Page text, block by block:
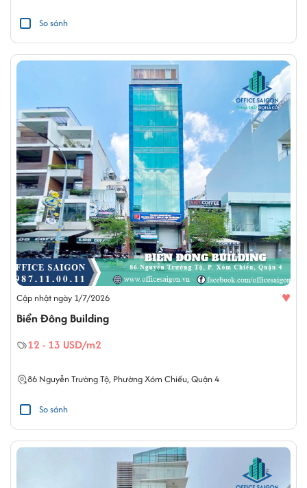
So sánh
Cập nhật ngày 1/7/2026 ♥
Biển Đông Building
12 - 13 USD/m2
86 Nguyễn Trường Tộ, Phường Xóm Chiếu, Quận 4
So sánh